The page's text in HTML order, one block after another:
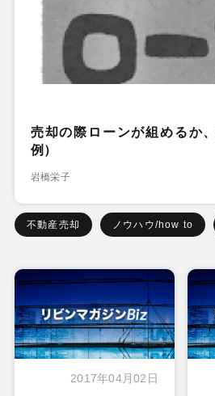
売却の際ローンが組めるか
例）
岩橋栄子
不動産売却 ノウハウ/how to
2017年04月02日